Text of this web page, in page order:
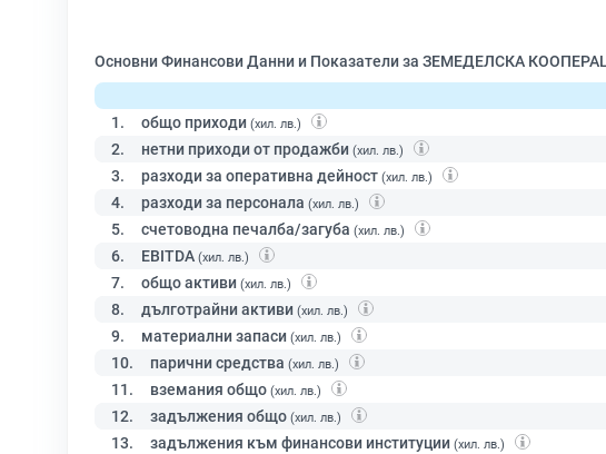
Основни Финансови Данни и Показатели за ЗЕМЕДЕЛСКА
1.
общо приходи (хил. лв.)
2. нетни приходи от продажби (хил. лв.)
3. разходи за оперативна дейност (хил. лв.)
4. разходи за персонала (хил. лв.)
5. счетоводна печалба/загуба (хил. лв.)
6. EBITDA (хил. лв.)
7. общо активи (хил. лв.)
8. дълготрайни активи (хил. лв.)
9. материални запаси (хил. лв.)
10. парични средства (хил. лв.)
11. вземания общо (хил. лв.)
12. задължения общо (хил. лв.)
13. задължения към финансови институции (хил. лв.)